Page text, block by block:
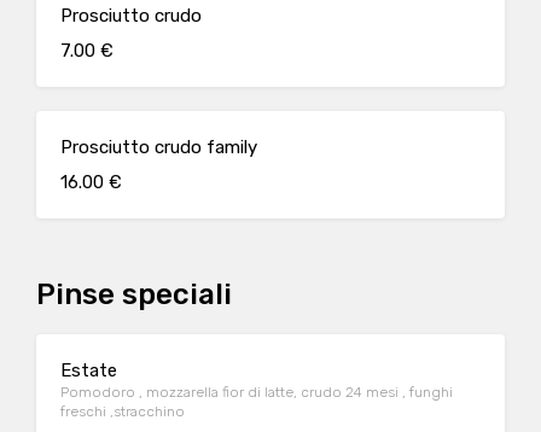
Prosciutto crudo
7.00 €
Prosciutto crudo family
16.00 €
Pinse speciali
Estate
Pomodoro , mozzarella fior di latte, crudo 24 mesi , funghi
freschi ,stracchino